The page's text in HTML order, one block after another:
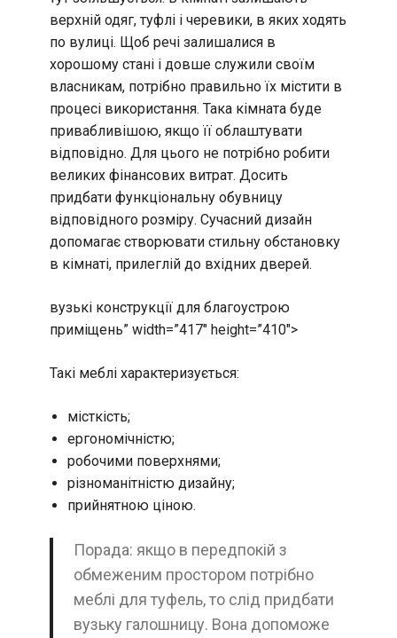
верхній одяг, туфлі і черевики, в яких ходять
по вулиці. Щоб речі залишалися в
хорошому стані і довше служили своїм
власникам, потрібно правильно їх містити в
процесі використання. Така кімната буде
привабливішою, якщо її облаштувати
відповідно. Для цього не потрібно робити
великих фінансових витрат. Досить
придбати функціональну обувницу
відповідного розміру. Сучасний дизайн
допомагає створювати стильну обстановку
в кімнаті, прилеглій до вхідних дверей.
вузькі конструкції для благоустрою
приміщень” width=”417″ height=”410″>
Такі меблі характеризується:
місткість;
ергономічністю;
робочими поверхнями;
різноманітністю дизайну;
прийнятною ціною.
Порада: якщо в передпокій з
обмеженим простором потрібно
меблі для туфель, то слід придбати
вузьку галошницу. Вона допоможе